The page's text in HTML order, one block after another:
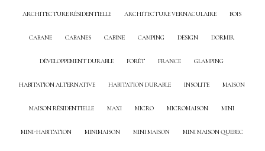
ARCHITECTURE RÉSIDENTIELLE ARCHITECTURE VERNACULAIRE BOIS
CABANE CABANES CABINE CAMPING DESIGN DORMIR
DÉVELOPPEMENT DURABLE FORÊT FRANCE GLAMPING
HABITATION ALTERNATIVE HABITATION DURABLE INSOLITE MAISON
MAISON RÉSIDENTIELLE MAXI MICRO MICROMAISON MINI
MINI-HABITATION MINIMAISON MINI MAISON MINI MAISON QUEBEC